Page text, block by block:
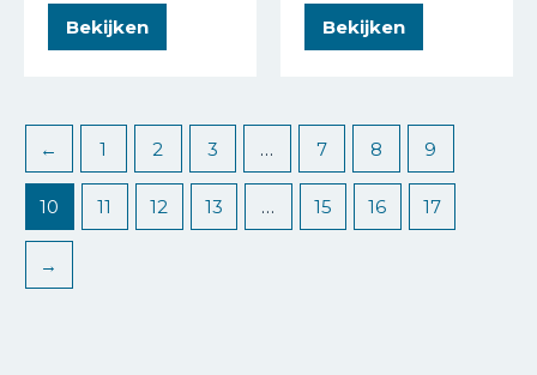
Bekijken Bekijken
← 1 2 3 … 7 8 9
10 11 12 13 … 15 16 17
→